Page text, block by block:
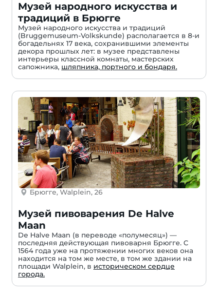
Музей народного искусства и
традиций в Брюгге
Музей народного искусства и традиций
(Bruggemuseum-Volkskunde) располагается в 8-и
богадельнях 17 века, сохранившими элементы
декора прошлых лет: в музее представлены
интерьеры классной комнаты, мастерских
сапожника, шляпника, портного и бондаря.
Брюгге, Walplein, 26
Музей пивоварения De Halve
Maan
De Halve Maan (в переводе «полумесяц») —
последняя действующая пивоварня Брюгге. С
1564 года уже на протяжении многих веков она
находится на том же месте, в том же здании на
площади Walplein, в историческом сердце
города.